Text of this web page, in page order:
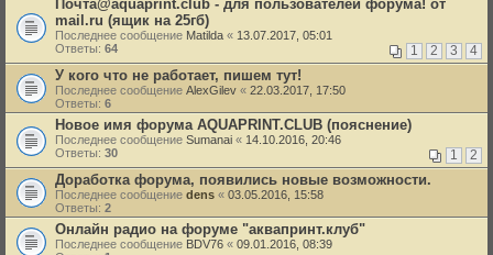
Почта@aquaprint.club - для пользователей форума! от
mail.ru (ящик на 25гб)
Последнее сообщение Matilda « 13.07.2017, 05:01
Ответы: 64 1 2 3 4
У кого что не работает, пишем тут!
Последнее сообщение AlexGilev « 22.03.2017, 17:50
Ответы: 6
Новое имя форума AQUAPRINT.CLUB (пояснение)
Последнее сообщение Sumanai « 14.10.2016, 20:46
Ответы: 30 1 2
Доработка форума, появились новые возможности.
Последнее сообщение dens « 03.05.2016, 15:58
Ответы: 2
Онлайн радио на форуме "аквапринт.клуб"
Последнее сообщение BDV76 « 09.01.2016, 08:39